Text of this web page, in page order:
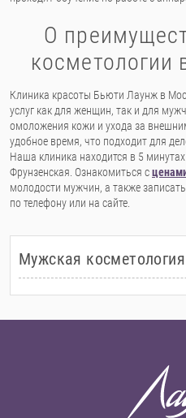
О
Клиника красоты Бьюти Лаунж в
услуг как для женщин, так и для
омоложения кожи и ухода за
удобное время, что подходит для
Наша клиника находится в 5
Фрунзенская. Ознакомиться с
молодости мужчин, а также
по телефону или на сайте.
Мужская